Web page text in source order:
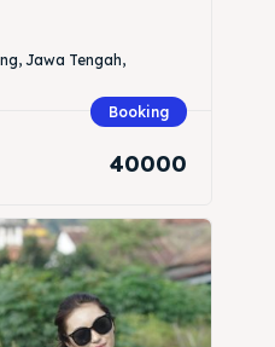
Jawa Tengah,
Booking
40000